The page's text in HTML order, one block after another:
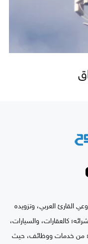
القارئ العربي، وتزويده
كالعقارات، والسيارات،
من خدمات ووظائف، حيث